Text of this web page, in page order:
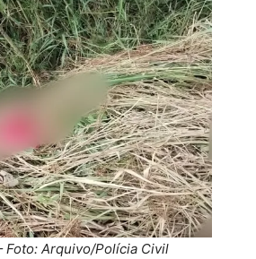
Arquivo/Polícia Civil